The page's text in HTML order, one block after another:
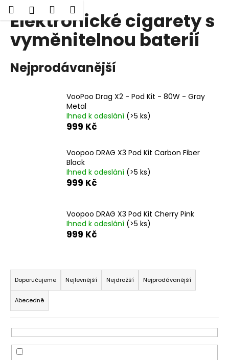
Přejít
obsah
HledatPřihlášení
Nákupní
košík
Elektronické cigarety s
vyměnitelnou baterií
Nejprodávanější
VooPoo Drag X2 - Pod Kit - 80W - Gray
Metal
Ihned k odeslání (>5 ks)
999 Kč
Voopoo DRAG X3 Pod Kit Carbon Fiber
Black
Ihned k odeslání (>5 ks)
999 Kč
Voopoo DRAG X3 Pod Kit Cherry Pink
Ihned k odeslání (>5 ks)
999 Kč
Ř
a
z
e
n
í
p
Doporučujeme Nejlevnější Nejdražší Nejprodávanější
Abecedně
o Zpět
Zpět
o
í
t
?
HLEDAT